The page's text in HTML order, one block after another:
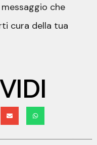
che
cura della tua